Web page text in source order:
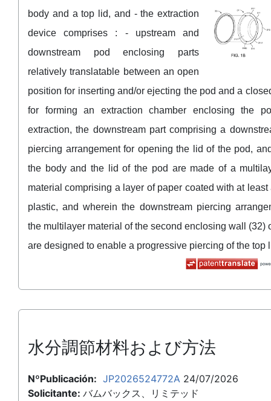
body and a top lid, and - the extraction
device comprises : - upstream and
downstream pod enclosing parts
relatively translatable between an open
position for inserting and/or ejecting the pod and a
for forming an extraction chamber enclosing the
extraction, the downstream part comprising a
piercing arrangement for opening the lid of the pod,
the body and the lid of the pod are made of a
material comprising a layer of paper coated with at least
plastic, and wherein the downstream piercing
the multilayer material of the second enclosing wall (32)
are designed to enable a progressive piercing of the top
水分調節材料および方法
NºPublicación: JP2026524772A 24/07/2026
Solicitante: バムバックス、リミテッド